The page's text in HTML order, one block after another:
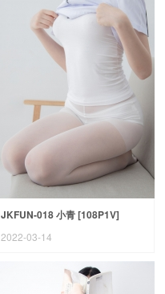
JKFUN-018 小青 [108P1V]
2022-03-14